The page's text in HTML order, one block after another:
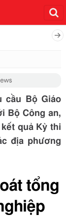
cầu Bộ Giáo
Bộ Công an,
quả Kỳ thi
địa phương
tổng